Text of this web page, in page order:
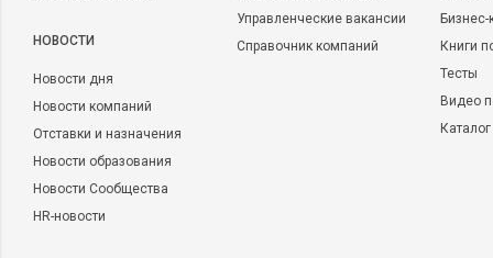
НОВОСТИ
Новости дня
Новости компаний
Отставки и назначения
Новости образования
Новости Сообщества
HR-новости
Управленческие вакансии
Справочник компаний
Книги
Тесты
Видео